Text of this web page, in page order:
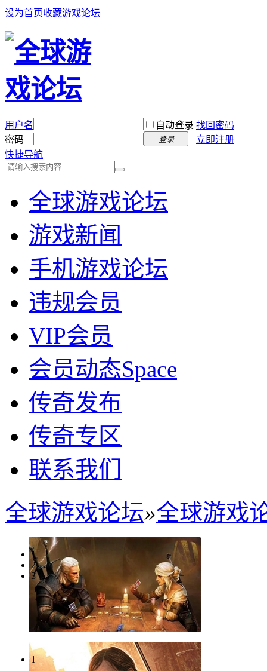
设为首页收藏游戏论坛
用户名 自动登录 找回密码
密码
登录
立即注册
快捷导航
全球游戏论坛
游戏新闻
手机游戏论坛
违规会员
VIP会员
会员动态Space
传奇发布
传奇专区
联系我们
全球游戏论坛»全球游戏
1
2
3
1